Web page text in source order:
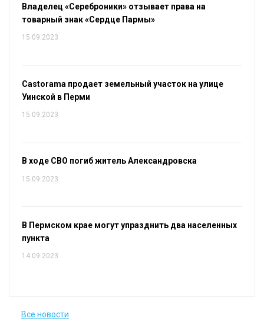
Владелец «Сереброники» отзывает права на
товарный знак «Сердце Пармы»
15.09.2023
Castorama продает земельный участок на улице
Уинской в Перми
15.09.2023
В ходе СВО погиб житель Александровска
15.09.2023
В Пермском крае могут упразднить два населенных
пункта
14.09.2023
Все новости